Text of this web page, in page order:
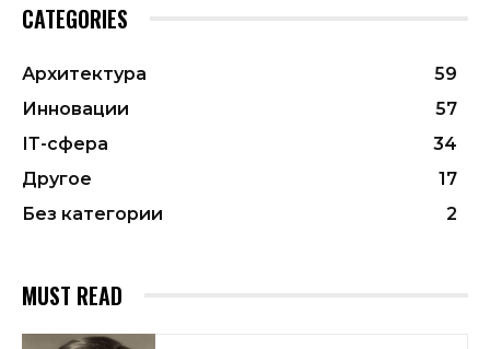
CATEGORIES
Архитектура
59
Инновации
57
ІТ-сфера
34
Другое
17
Без категории
2
MUST READ